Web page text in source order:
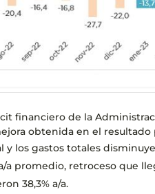
financiero de la
obtenida en el resultado
y los gastos totales
a promedio, retroceso que
38,3% a/a.